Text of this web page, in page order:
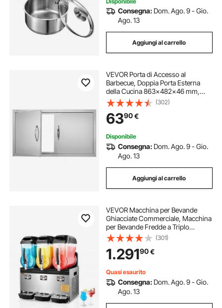
Consegna: Dom. Ago. 9 - Gio.
Ago. 13
Aggiungi al carrello
VEVOR Porta di Accesso al
Barbecue, Doppia Porta Esterna
della Cucina 863x482x46 mm,
Porta ad Incasso in Acciaio Inox,
con Maniglie, per Isola Barbecue,
Armadio da Esterno, Giardino,
Argento
(302)
6390€
Disponibile
Consegna: Dom. Ago. 9 - Gio.
Ago. 13
Aggiungi al carrello
VEVOR Macchina per Bevande
Ghiacciate Commerciale, Macchina
per Bevande Fredde a Triplo
Serbatoio 12L x 3, Macchina per
Bevande Ghiacciate in Acciaio Inox,
Macchina per Bevande Smoothie
Bar Hotel
(301)
1.29190€
Quasi esaurito
Consegna: Dom. Ago. 9 - Gio.
Ago. 13